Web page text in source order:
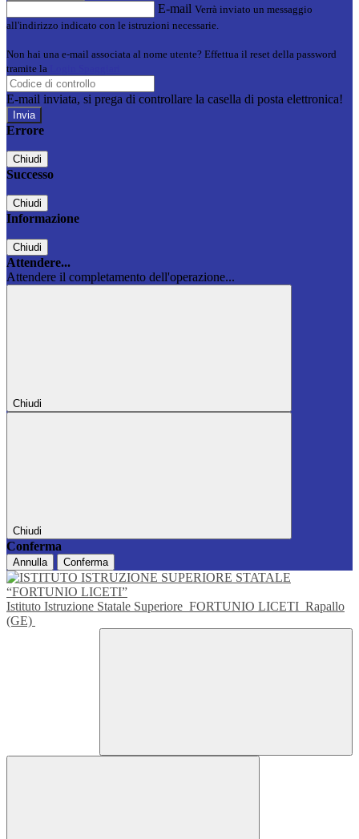
E-mail Verrà inviato un messaggio
all'indirizzo indicato con le istruzioni necessarie.
Non hai una e-mail associata al nome utente? Effettua il reset della password
tramite la
E-mail inviata, si prega di controllare la casella di posta elettronica!
Errore
Chiudi
Successo
Chiudi
Informazione
Chiudi
Attendere...
Attendere il completamento dell'operazione...
Chiudi
Chiudi
Conferma
Annulla Conferma
Istituto Istruzione Statale Superiore FORTUNIO LICETI Rapallo
(GE)